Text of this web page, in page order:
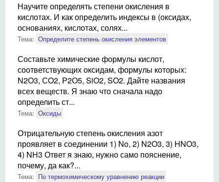
Научите определять степени окисления в
кислотах. И как определить индексы в (оксидах,
основаниях, кислотах, солях...
Тема: Определите степень окисления элементов
Составьте химические формулы кислот,
соответствующих оксидам, формулы которых:
N2O3, СO2, Р2О5, SiO2, SO2. Дайте названия
всех веществ. Я знаю что сначала надо
определить ст...
Тема: Оксиды
Отрицательную степень окисления азот
проявляет в соединении 1) No, 2) N2O3, 3) HNO3,
4) NH3 Ответ я знаю, нужно само пояснение,
почему, да как?...
Тема: По термохимическому уравнению реакции